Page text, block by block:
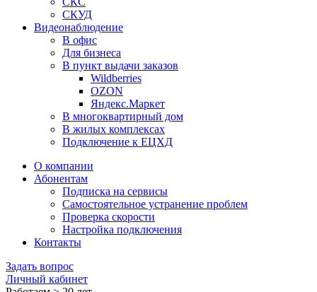
СКУД
Видеонаблюдение
В офис
Для бизнеса
В пункт выдачи заказов
Wildberries
OZON
Яндекс.Маркет
В многоквартирный дом
В жилых комплексах
Подключение к ЕЦХД
О компании
Абонентам
Подписка на сервисы
Самостоятельное устранение проблем
Проверка скорости
Настройка подключения
Контакты
Задать вопрос
Личный кабинет